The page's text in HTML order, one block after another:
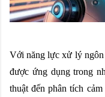
Với năng lực xử lý ngôn
được ứng dụng trong
thuật đến phân tích